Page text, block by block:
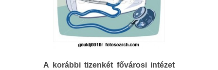
A korábbi tizenkét fővárosi intézet